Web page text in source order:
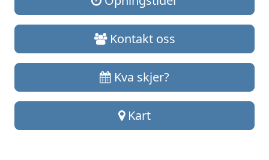
Kontakt oss
Kva skjer?
Kart